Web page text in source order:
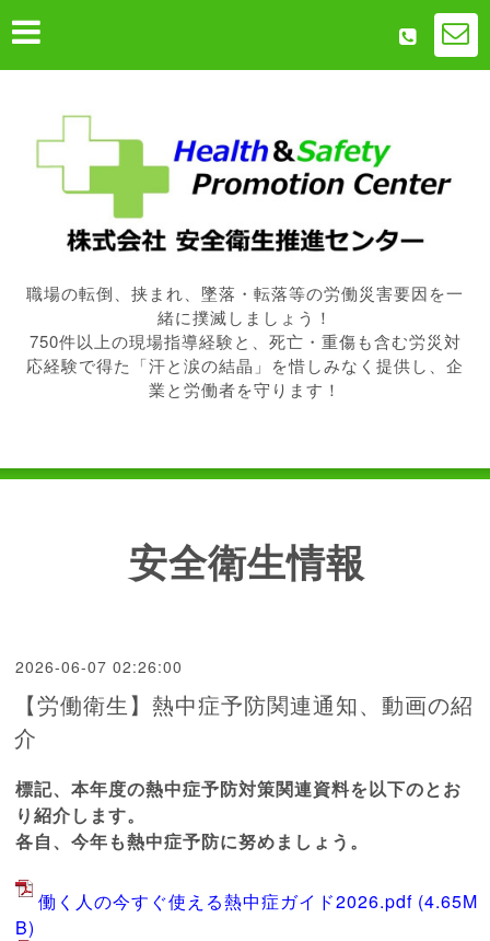
職場の転倒、挟まれ、墜落・転落等の労働災害要因を一
緒に撲滅しましょう！
750件以上の現場指導経験と、死亡・重傷も含む労災対
応経験で得た「汗と涙の結晶」を惜しみなく提供し、企
業と労働者を守ります！
安全衛生情報
2026-06-07 02:26:00
【労働衛生】熱中症予防関連通知、動画の紹
介
標記、本年度の熱中症予防対策関連資料を以下のとお
り紹介します。
各自、今年も熱中症予防に努めましょう。
働く人の今すぐ使える熱中症ガイド2026.pdf (4.65M
B)